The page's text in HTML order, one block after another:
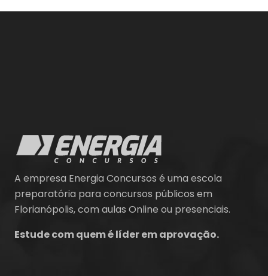
A empresa Energia Concursos é uma escola
preparatória para concursos públicos em
Florianópolis, com aulas Online ou presenciais.
Estude com quem é líder em aprovação.